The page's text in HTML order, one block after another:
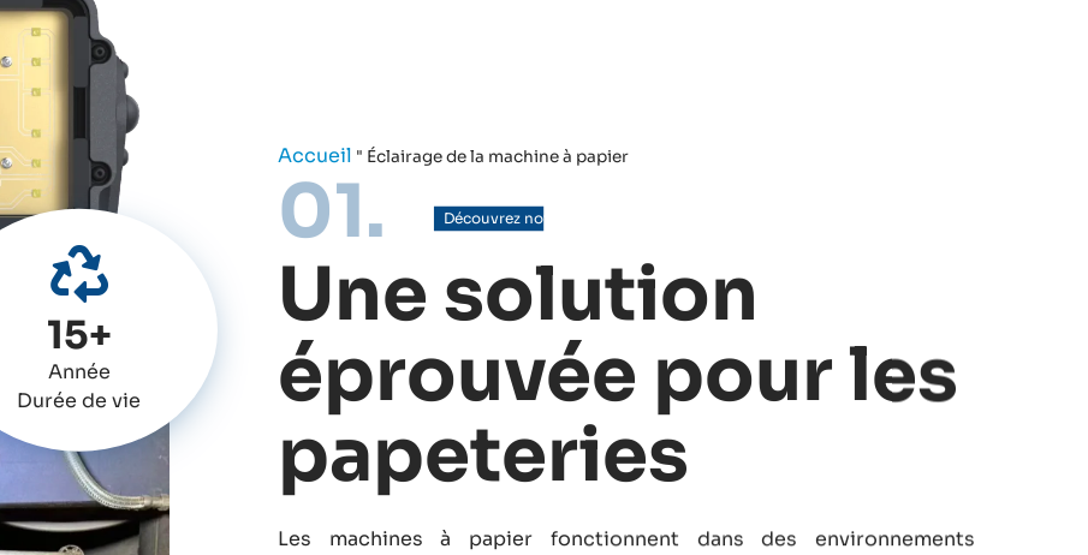
15+
Année
Durée de vie
Accueil " Éclairage de la machine à papier
01. Découvrez notre solution d'éclairage
Une solution
éprouvée pour les
papeteries
Les machines à papier fonctionnent dans des environnements